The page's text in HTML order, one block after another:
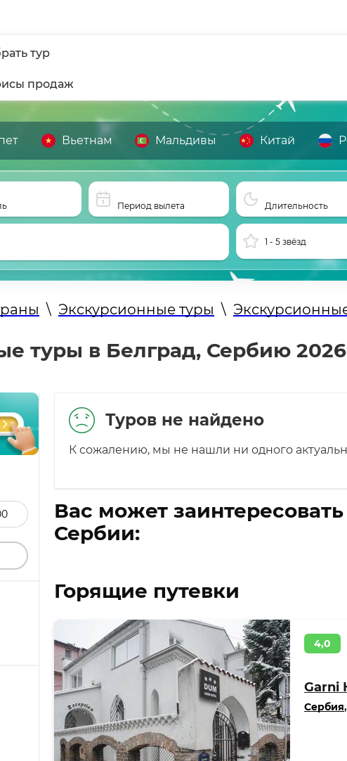
тур
продаж
Вьетнам Мальдивы Китай
Период вылета Длительность
1 - 5 звёзд
\ Экскурсионные туры \
туры в Белград, Сербию
Туров не найдено
К сожалению, мы не нашли ни одного
Вас может
Сербии:
Горящие путевки
4,0
Garni
Сербия,